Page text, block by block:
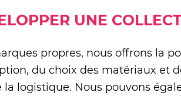
UNE
propres, nous offrons la
du choix des matériaux et
la logistique. Nous pouvons